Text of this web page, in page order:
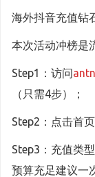
海外抖音充值钻
本次活动冲榜是
Step1：访问
（只需4步）；
Step2：点击首
Step3：充值类
预算充足建议一